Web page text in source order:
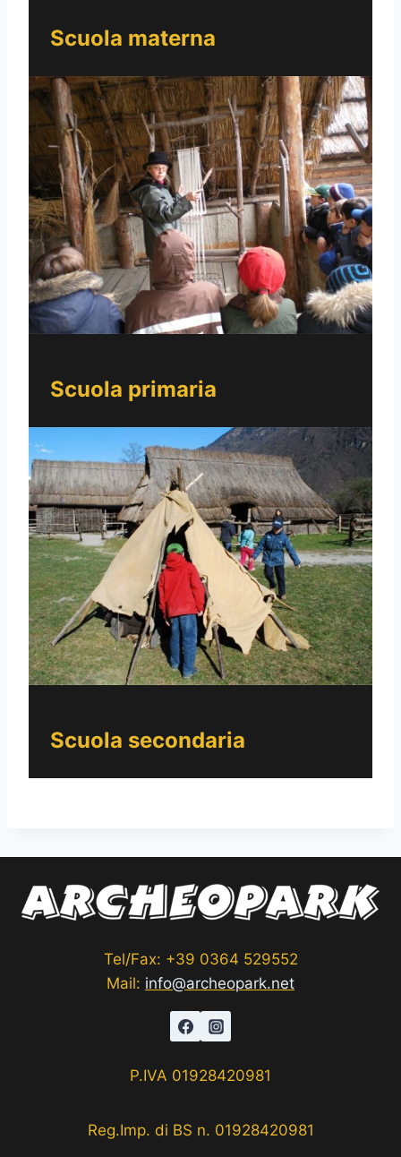
Scuola materna
Scuola primaria
Scuola secondaria
Tel/Fax: +39 0364 529552
Mail: info@archeopark.net
P.IVA 01928420981
Reg.Imp. di BS n. 01928420981